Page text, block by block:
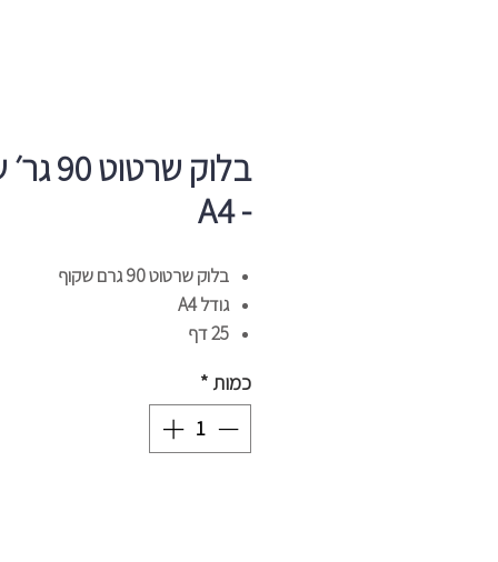
בלוק
- A4
בלוק שרטוט 90 גרם שקוף
גודל A4
25 דף
כמות*